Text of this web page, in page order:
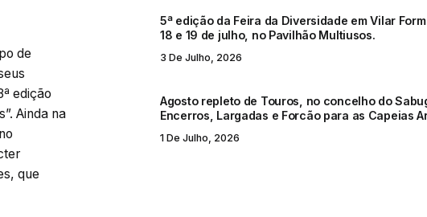
de
edição
Ainda na
que
5ª edição da Feira da Diversidade em Vilar
18 e 19 de julho, no Pavilhão Multiusos.
3 De Julho, 2026
Agosto repleto de Touros, no concelho do
Encerros, Largadas e Forcão para as Capeias
1 De Julho, 2026